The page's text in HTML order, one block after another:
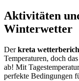
Aktivitäten
Winterwetter
Derkreta
Temperaturen, doch
ab! Mit
perfekte Bedingungen